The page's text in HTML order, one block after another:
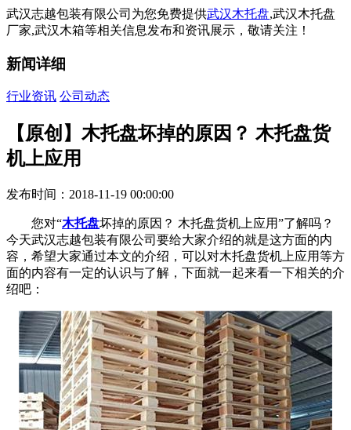
武汉志越包装有限公司为您免费提供武汉木托盘,武汉木托盘
厂家,武汉木箱等相关信息发布和资讯展示，敬请关注！
新闻详细
行业资讯 公司动态
【原创】木托盘坏掉的原因？ 木托盘货
机上应用
发布时间：2018-11-19 00:00:00
您对“木托盘坏掉的原因？ 木托盘货机上应用”了解吗？
今天武汉志越包装有限公司要给大家介绍的就是这方面的内
容，希望大家通过本文的介绍，可以对木托盘货机上应用等方
面的内容有一定的认识与了解，下面就一起来看一下相关的介
绍吧：